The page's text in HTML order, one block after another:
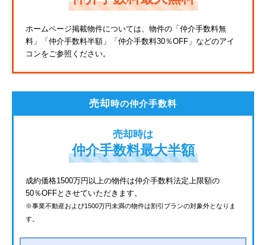
東武東上線
JR鶴見線
京成金町線
ホームページ掲載物件については、物件の「仲介手数料無
料」
「仲介手数料半額」「仲介手数料30％OFF」などのアイ
コンをご参照ください。
売却時の仲介手数料
売却時は
仲介手数料最大半額
成約価格1500万円以上の物件は仲介手数料法定上限額の
50％OFFとさせていただきます。
※事業不動産および1500万円未満の物件は割引プランの対象外となりま
す。